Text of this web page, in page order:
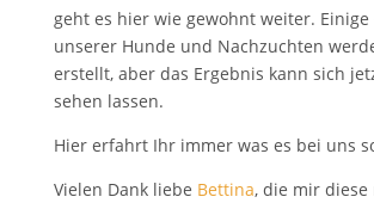
geht es hier wie gewohnt weiter. Einige
unserer Hunde und Nachzuchten
erstellt, aber das Ergebnis kann sich
sehen lassen.
Hier erfahrt Ihr immer was es bei uns
Vielen Dank liebe Bettina, die mir diese